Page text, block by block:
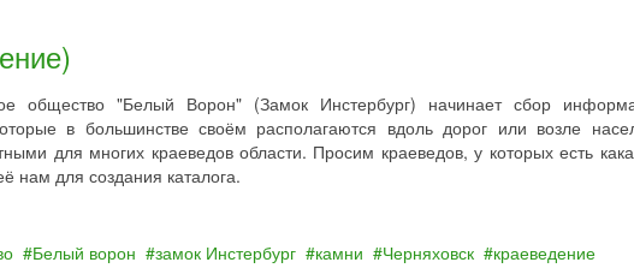
общество "Белый Ворон" (Замок Инстербург) начинает сбор
в большинстве своём располагаются вдоль дорог или возле
для многих краеведов области. Просим краеведов, у которых есть
нам для создания каталога.
Белый ворон замок Инстербург камни Черняховск краеведение